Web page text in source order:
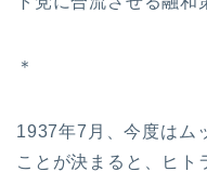
＊
1937年7月、今度はム
ことが決まると、ヒト